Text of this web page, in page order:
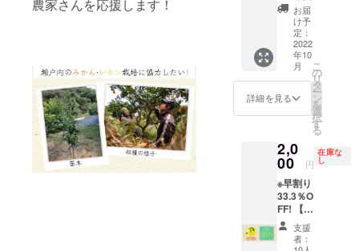
農家さんを応援します！
パッ
ケージ
は、ご
支援い
ただく
方に3種
ザイン
から投
ただき
ます。
どの
パッ
ケージ
で届く
かお楽
しみに♪
ネッ
ト・ス
パチュ
ラ付
き） ※
パッ
は、ご
支援い
類のデ
ザイン
から投
票で選
んでい
ただき
ます。
どの
リモン
チェッ
ロ入り
の軽や
かなラ
ング・
ド・
シャ3枚
量限定
となり
でお早
めに♪
【セッ
ト内
容】 み
んの生
せっけ
んと伊
予レモ
ン果実
エキス
を配合
したレ
セット
に愛媛
の伝統
的な
「砥部
焼 千山
窯」の
オリジ
かん”の
香りの
洗顔
料 み
かんの
生せっ
けん 1
個】 愛
媛県大
三島の
かん果
皮エキ
スを配
合した
洗顔
せっけ
ん。 み
かんの
お届
け予
定：
2022
年10
月
詳細を見る
こ
の
リ
タ
ー
ン
を
選
択
す
る
2,0
00 円
在庫な
し
※早割り
33.3％O
FF! 【愛
媛のフ
レッ
シュ
支援
者：